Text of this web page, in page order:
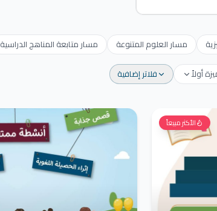
مسار العلوم المتنوعة مسار متابعة المناهج الدراسية
أولاً فلاتر إضافية
الأكثر مبيعاً